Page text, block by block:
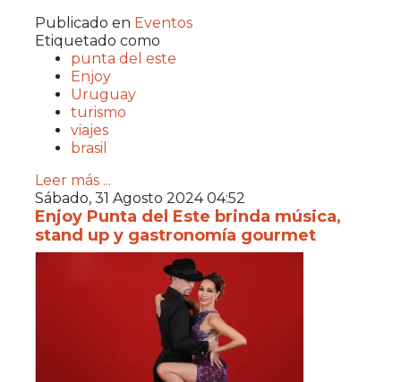
Publicado en Eventos
Etiquetado como
punta del este
Enjoy
Uruguay
turismo
viajes
brasil
Leer más ...
Sábado, 31 Agosto 2024 04:52
Enjoy Punta del Este brinda música,
stand up y gastronomía gourmet